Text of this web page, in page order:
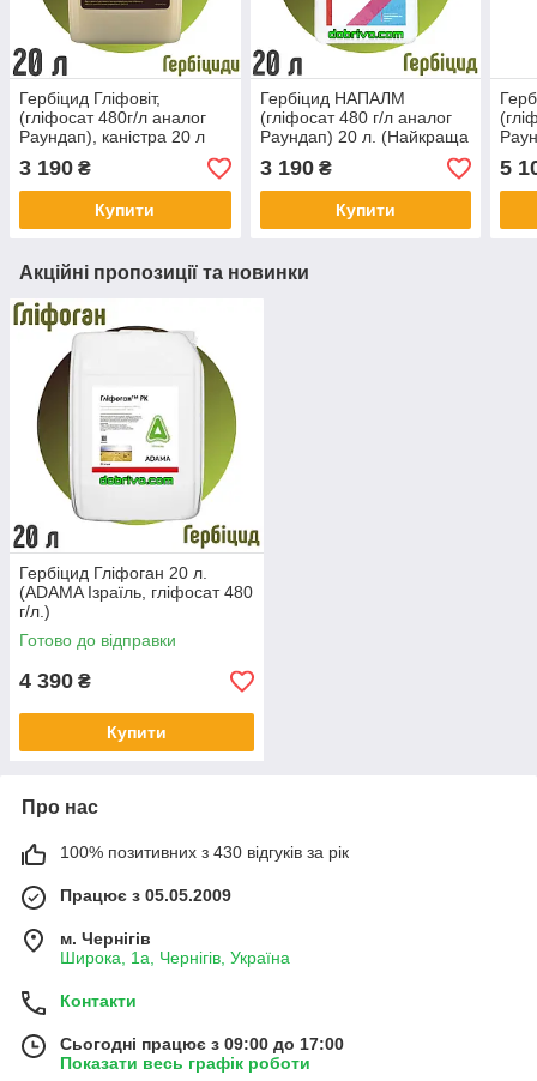
Гербіцид Гліфовіт,
(гліфосат 480г/л аналог
Раундап), каністра 20 л
3 190 ₴
Купити
Гербіцид НАПАЛМ
(гліфосат 480 г/л аналог
Раундап) 20 л. (Найкраща
ціна купити)
3 190₴
Купити
20 л
5
Акційні пропозиції та новинки
Гербіцид Гліфоган 20 л.
(ADAMA Ізраїль, гліфосат 480
г/л.)
Готово до відправки
4 390 ₴
Купити
Про нас
100% позитивних з 430 відгуків за рік
Працює з 05.05.2009
м. Чернігів
Широка, 1а, Чернігів, Україна
Контакти
Сьогодні працює з 09:00 до 17:00
Показати весь графік роботи